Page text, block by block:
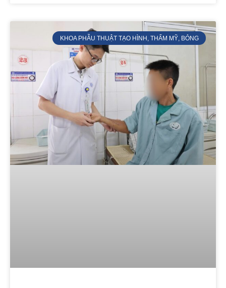
KHOA PHẪU THUẬT TẠO HÌNH, THẨM MỸ, BỎNG